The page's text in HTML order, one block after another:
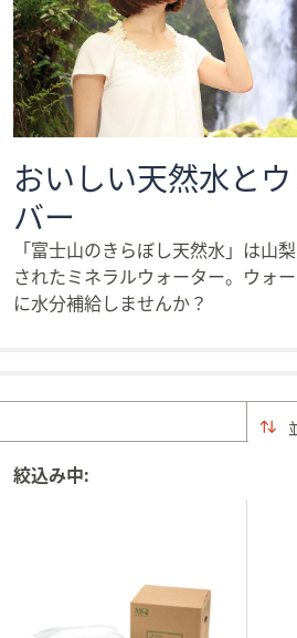
上
下
の
矢
印
ー
ま
た
は
タ
ッ
ス
で
左
おいしい天然水と
バー
「富士山のきらぼし天然水」は山
されたミネラルウォーター。ウォ
に水分補給しませんか？
絞込み中: